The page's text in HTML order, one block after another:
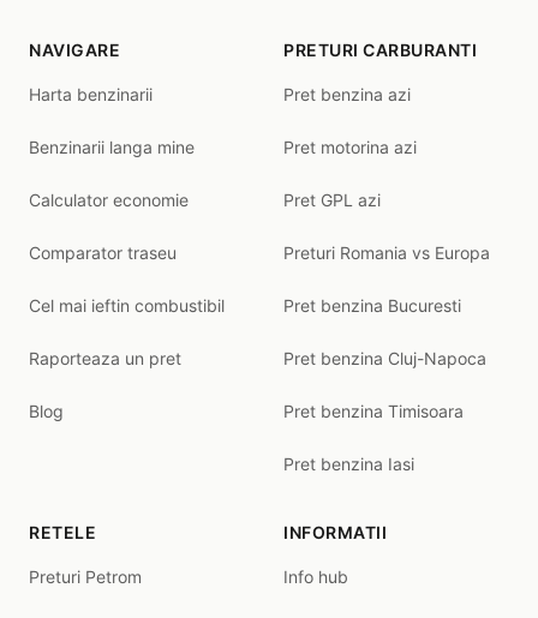
NAVIGARE
Harta benzinarii
Benzinarii langa mine
Calculator economie
Comparator traseu
Cel mai ieftin combustibil
Raporteaza un pret
Blog
PRETURI CARBURANTI
Pret benzina azi
Pret motorina azi
Pret GPL azi
Preturi Romania vs Europa
Pret benzina Bucuresti
Pret benzina Cluj-Napoca
Pret benzina Timisoara
Pret benzina Iasi
RETELE
Preturi Petrom
INFORMATII
Info hub